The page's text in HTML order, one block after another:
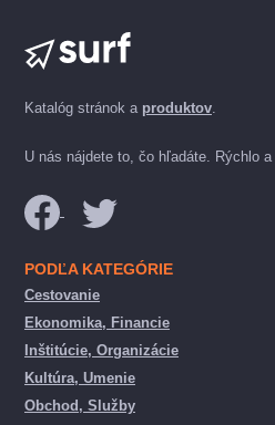
Katalóg stránok a produktov.
U nás nájdete to, čo hľadáte. Rýchlo a
PODĽA KATEGÓRIE
Cestovanie
Ekonomika, Financie
Inštitúcie, Organizácie
Kultúra, Umenie
Obchod, Služby